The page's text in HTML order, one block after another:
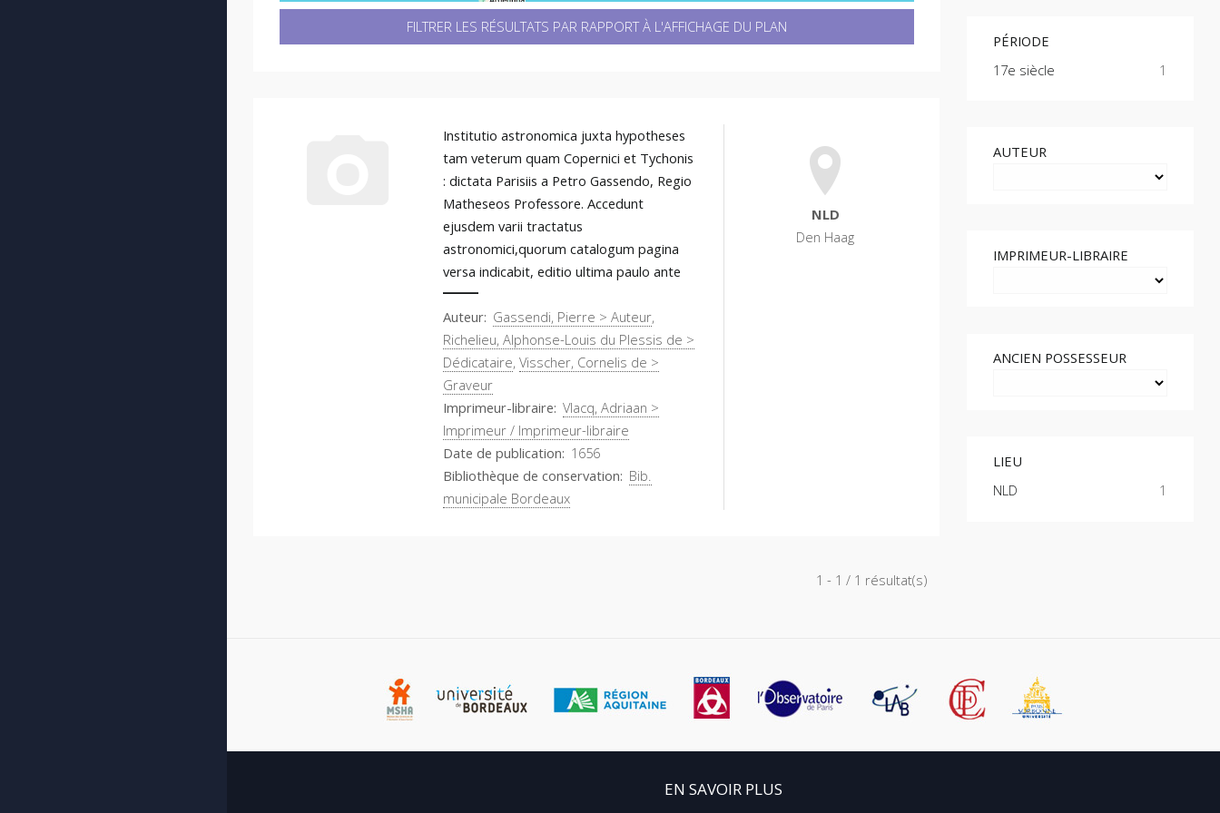
FILTRER LES RÉSULTATS PAR RAPPORT À L'AFFICHAGE DU PLAN
Institutio astronomica juxta hypotheses
tam veterum quam Copernici et Tychonis
: dictata Parisiis a Petro Gassendo, Regio
Matheseos Professore. Accedunt
ejusdem varii tractatus
astronomici,quorum catalogum pagina
versa indicabit, editio ultima paulo ante
Auteur Gassendi, Pierre > Auteur,
Richelieu, Alphonse-Louis du Plessis de >
Dédicataire, Visscher, Cornelis de >
Graveur
Imprimeur-libraire Vlacq, Adriaan >
Imprimeur / Imprimeur-libraire
Date de publication 1656
Bibliothèque de conservation Bib.
municipale Bordeaux
NLD
Den Haag
1 - 1 / 1 résultat(s)
PÉRIODE
17e siècle
1
AUTEUR
IMPRIMEUR-LIBRAIRE
ANCIEN POSSESSEUR
LIEU
NLD
1
EN SAVOIR PLUS